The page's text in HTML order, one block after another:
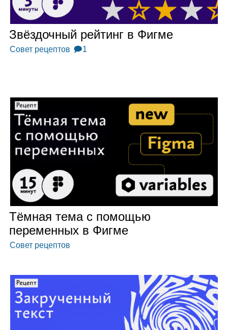
Звёз­доч­ный рей­тинг в Фигме
Совет рецептов 🗩1
Тём­ная тема с помо­щью
пере­мен­ных в Фигме
Совет рецептов